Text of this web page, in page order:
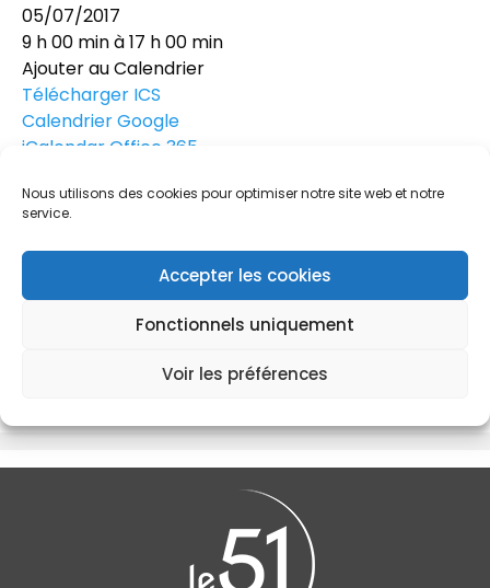
Nous utilisons des cookies pour optimiser notre site web et notre
service.
Accepter les cookies
Fonctionnels uniquement
Voir les préférences
05/07/2017
9 h 00 min à 17 h 00 min
Ajouter au Calendrier
Télécharger ICS
Calendrier Google
iCalendar Office 365
Les réservations sont closes
51 rue Paul Doumer
51 rue Paul Doumer, VELIZY - VILLACOUBLAY, 78140
Formation Niveau 2
Réservations
Cette formation est complète.